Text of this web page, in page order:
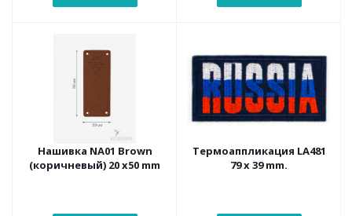
Нашивка NA01 Brown
(коричневый) 20 х50 mm
Термоаппликация LA481
79 х 39 mm.